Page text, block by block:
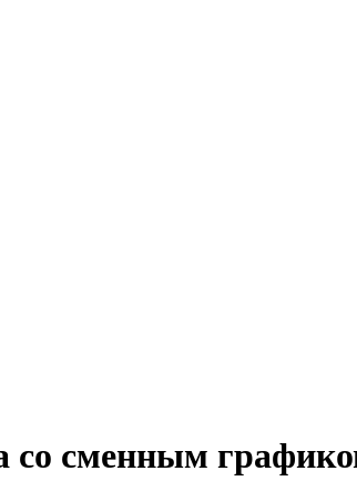
со сменным